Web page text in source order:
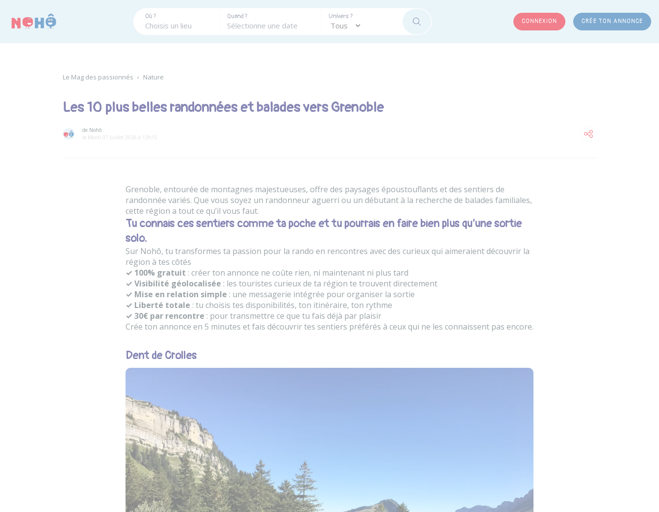
Où ? Quand ? Univers ?
RECHERCHER CONNEXION CRÉE TON ANNONCE
Le Mag des passionnés › Nature
Les 10 plus belles randonnées et balades vers Grenoble
de Nohô
le Mardi 07 Juillet 2026 à 13h15
Grenoble, entourée de montagnes majestueuses, offre des paysages époustouflants et des sentiers de
randonnée variés. Que vous soyez un randonneur aguerri ou un débutant à la recherche de balades familiales,
cette région a tout ce qu’il vous faut.
Tu connais ces sentiers comme ta poche et tu pourrais en faire bien plus qu’une sortie
solo.
Sur Nohô, tu transformes ta passion pour la rando en rencontres avec des curieux qui aimeraient découvrir la
région à tes côtés
✓ 100% gratuit : créer ton annonce ne coûte rien, ni maintenant ni plus tard
✓ Visibilité géolocalisée : les touristes curieux de ta région te trouvent directement
✓ Mise en relation simple : une messagerie intégrée pour organiser la sortie
✓ Liberté totale : tu choisis tes disponibilités, ton itinéraire, ton rythme
✓ 30€ par rencontre : pour transmettre ce que tu fais déjà par plaisir
Crée ton annonce en 5 minutes et fais découvrir tes sentiers préférés à ceux qui ne les connaissent pas encore.
Dent de Crolles